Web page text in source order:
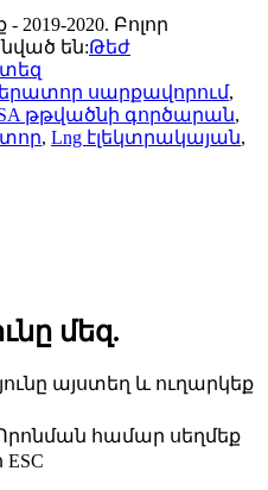
2020. Բոլոր
են:Թեժ
սարքավորում,
թթվածնի գործարան,
, Lng էլեկտրակայան,
մեզ.
այստեղ և ուղարկեք
համար սեղմեք